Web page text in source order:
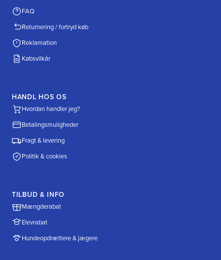
FAQ
Returnering / fortryd køb
Reklamation
Købsvilkår
HANDL HOS OS
Hvordan handler jeg?
Betalingsmuligheder
Fragt & levering
Politik & cookies
TILBUD & INFO
Mængderabat
Elevrabat
Hundeopdrættere & jægere